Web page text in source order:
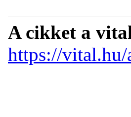
A cikket a
https://vital.hu/